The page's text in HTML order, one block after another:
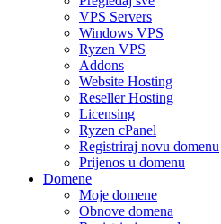
VPS Servers
Windows VPS
Ryzen VPS
Addons
Website Hosting
Reseller Hosting
Licensing
Ryzen cPanel
Registriraj novu domenu
Prijenos u domenu
Domene
Moje domene
Obnove domena